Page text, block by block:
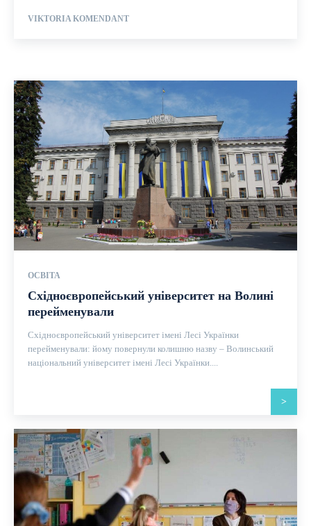
VIKTORIA KOMENDANT
ОСВІТА
Східноєвропейський університет на Волині
перейменували
Східноєвропейський університет імені Лесі Українки
перейменували: йому повернули колишню назву – Волинський
національний університет імені Лесі Українки....
>